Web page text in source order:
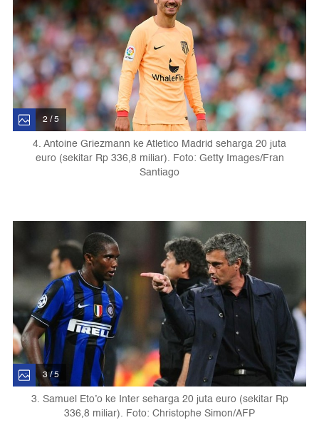
2 / 5
4. Antoine Griezmann ke Atletico Madrid seharga 20 juta
euro (sekitar Rp 336,8 miliar). Foto: Getty Images/Fran
Santiago
3 / 5
3. Samuel Eto’o ke Inter seharga 20 juta euro (sekitar Rp
336,8 miliar). Foto: Christophe Simon/AFP